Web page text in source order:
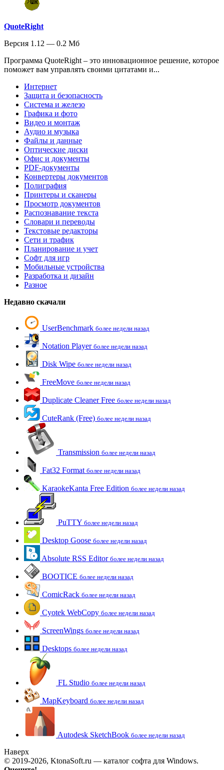
QuoteRight
Версия 1.12 — 0.2 Мб
Программа QuoteRight – это инновационное решение, которое
поможет вам управлять своими цитатами и...
Интернет
Защита и безопасность
Система и железо
Графика и фото
Видео и монтаж
Аудио и музыка
Файлы и данные
Оптические диски
Офис и документы
PDF-документы
Конвертеры документов
Полиграфия
Принтеры и сканеры
Просмотр документов
Распознавание текста
Словари и переводы
Текстовые редакторы
Сети и трафик
Планирование и учет
Софт для игр
Мобильные устройства
Разработка и дизайн
Разное
Недавно скачали
UserBenchmark более недели назад
Notation Player более недели назад
Disk Wipe более недели назад
FreeMove более недели назад
Duplicate Cleaner Free более недели назад
CuteRank (Free) более недели назад
Transmission более недели назад
Fat32 Format более недели назад
KaraokeKanta Free Edition более недели назад
PuTTY более недели назад
Desktop Goose более недели назад
Absolute RSS Editor более недели назад
BOOTICE более недели назад
ComicRack более недели назад
Cyotek WebCopy более недели назад
ScreenWings более недели назад
Desktops более недели назад
FL Studio более недели назад
MapKeyboard более недели назад
Autodesk SketchBook более недели назад
Наверх
© 2019-2026, KtonaSoft.ru — каталог софта для Windows.